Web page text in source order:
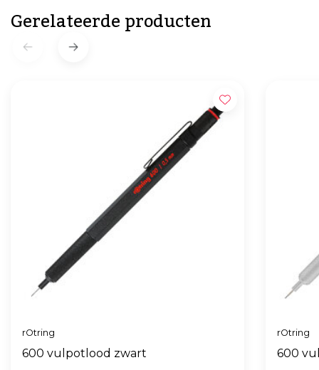
Gerelateerde producten
rOtring
600 vulpotlood zwart
rOtring
600